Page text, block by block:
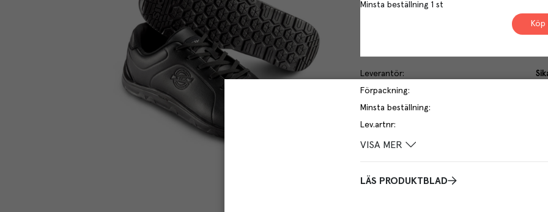
Minsta beställning 1 st
Köp
Leverantör:
Förpackning:
Minsta beställning:
Lev.artnr:
VISA MER
LÄS PRODUKTBLAD